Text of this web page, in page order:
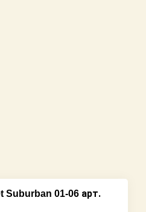
Suburban 01-06 арт.